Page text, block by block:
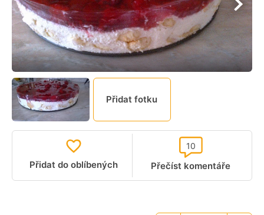
Přidat fotku
Přidat do oblíbených Přečíst komentáře
10